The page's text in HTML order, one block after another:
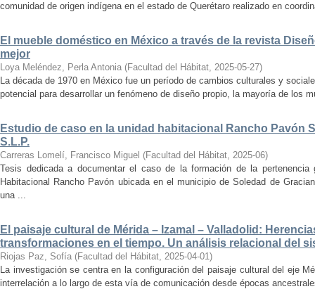
comunidad de origen indígena en el estado de Querétaro realizado en
El mueble doméstico en México a través de la revista
mejor
Loya Meléndez, Perla Antonia (Facultad del Hábitat, 2025-05-27)
La década de 1970 en México fue un período de cambios culturales y
potencial para desarrollar un fenómeno de diseño propio, la mayoría de los
Estudio de caso en la unidad habitacional Rancho Pavón
S.L.P.
Carreras Lomelí, Francisco Miguel (Facultad del Hábitat, 2025-06)
Tesis dedicada a documentar el caso de la formación de la
Habitacional Rancho Pavón ubicada en el municipio de Soledad de
una ...
El paisaje cultural de Mérida – Izamal – Valladolid:
transformaciones en el tiempo. Un análisis relacional del
Riojas Paz, Sofía (Facultad del Hábitat, 2025-04-01)
La investigación se centra en la configuración del paisaje cultural del eje
interrelación a lo largo de esta vía de comunicación desde épocas